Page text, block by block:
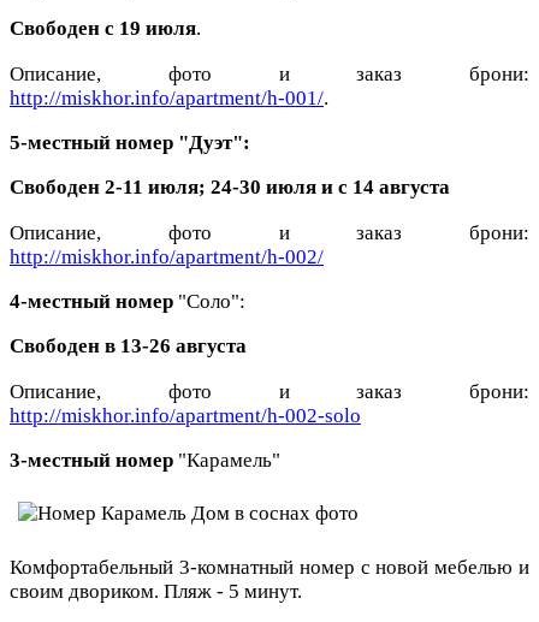
Свободен с 19 июля.
Описание, фото и заказ брони:
http://miskhor.info/apartment/h-001/.
5-местный номер "Дуэт":
Свободен 2-11 июля; 24-30 июля и с 14 августа
Описание, фото и заказ брони:
http://miskhor.info/apartment/h-002/
4-местный номер "Соло":
Свободен в 13-26 августа
Описание, фото и заказ брони:
http://miskhor.info/apartment/h-002-solo
3-местный номер "Карамель"
Комфортабельный 3-комнатный номер с новой мебелью и
своим двориком. Пляж - 5 минут.